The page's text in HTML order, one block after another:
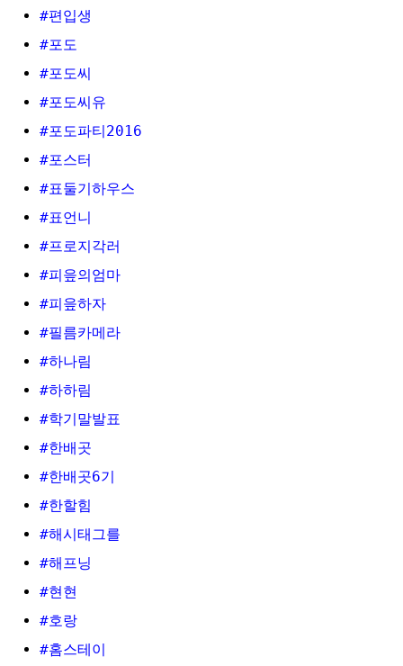
#편입생
#포도
#포도씨
#포도씨유
#포도파티2016
#포스터
#표둘기하우스
#표언니
#프로지각러
#피읖의엄마
#피읖하자
#필름카메라
#하나림
#하하림
#학기말발표
#한배곳
#한배곳6기
#한할힘
#해시태그를
#해프닝
#현현
#호랑
#홈스테이